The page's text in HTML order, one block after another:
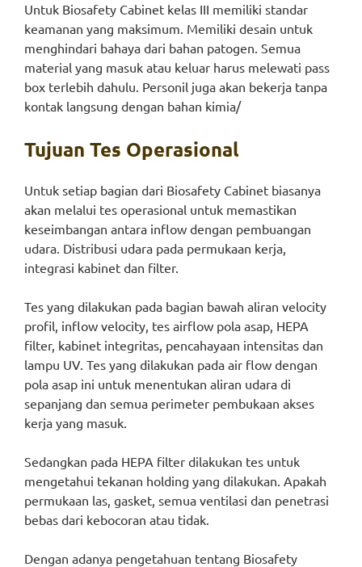
Untuk Biosafety Cabinet kelas III memiliki standar
keamanan yang maksimum. Memiliki desain untuk
menghindari bahaya dari bahan patogen. Semua
material yang masuk atau keluar harus melewati pass
box terlebih dahulu. Personil juga akan bekerja tanpa
kontak langsung dengan bahan kimia/
Tujuan Tes Operasional
Untuk setiap bagian dari Biosafety Cabinet biasanya
akan melalui tes operasional untuk memastikan
keseimbangan antara inflow dengan pembuangan
udara. Distribusi udara pada permukaan kerja,
integrasi kabinet dan filter.
Tes yang dilakukan pada bagian bawah aliran velocity
profil, inflow velocity, tes airflow pola asap, HEPA
filter, kabinet integritas, pencahayaan intensitas dan
lampu UV. Tes yang dilakukan pada air flow dengan
pola asap ini untuk menentukan aliran udara di
sepanjang dan semua perimeter pembukaan akses
kerja yang masuk.
Sedangkan pada HEPA filter dilakukan tes untuk
mengetahui tekanan holding yang dilakukan. Apakah
permukaan las, gasket, semua ventilasi dan penetrasi
bebas dari kebocoran atau tidak.
Dengan adanya pengetahuan tentang Biosafety